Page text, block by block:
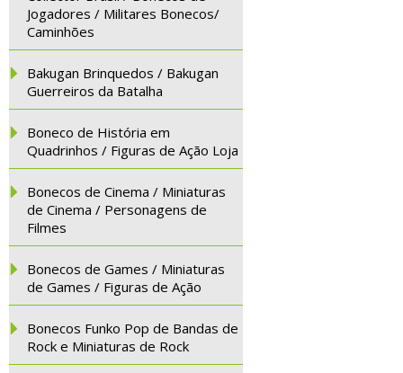
Jogadores / Militares Bonecos/
Caminhões
Bakugan Brinquedos / Bakugan
Guerreiros da Batalha
Boneco de História em
Quadrinhos / Figuras de Ação Loja
Bonecos de Cinema / Miniaturas
de Cinema / Personagens de
Filmes
Bonecos de Games / Miniaturas
de Games / Figuras de Ação
Bonecos Funko Pop de Bandas de
Rock e Miniaturas de Rock